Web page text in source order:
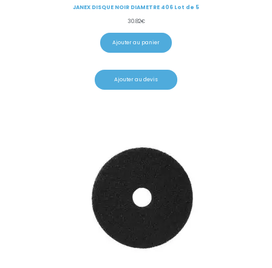
JANEX DISQUE NOIR DIAMETRE 406 Lot de 5
30.82€
Ajouter au panier
Ajouter au devis